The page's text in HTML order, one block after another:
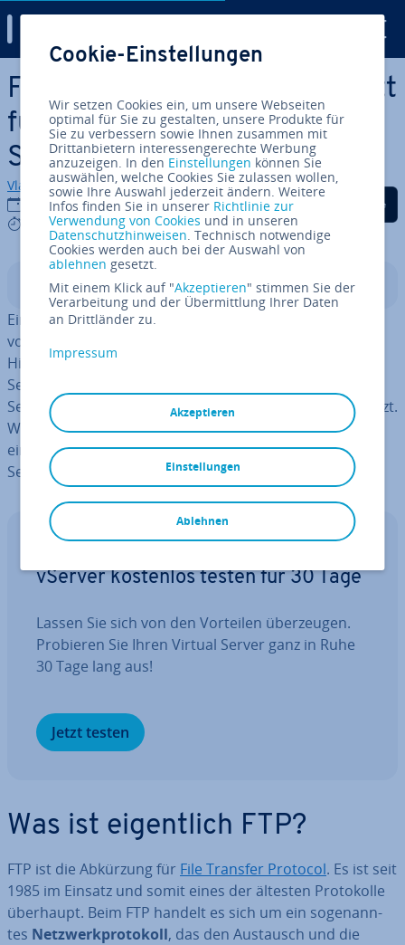
Zum Haupt­in­halt springen
FTP-Server ein­rich­ten: Schritt
für Schritt zum eigenen FTP-
Server
Vladimir Simovic
08.01.2026
7 mins
Auf Facebook teilen
Auf Twitter teilen
Auf LinkedIn
In­halts­ver­zeich­nis
Ein eigener FTP-Server er­mög­licht es Ihnen, Ihre Daten
von einem Gerät auf ein anderes zu trans­fe­rie­ren.
Hierbei stellt der Server eine Ver­bin­dung zwischen dem
Sender von Dateien und deren Empfänger her. FTP-
Server werden häufig in derWeb­ent­wick­lung
ein­ge­setzt.
Was genau versteht man unter FTP? Wofür können Sie
einen FTP-Server nutzen? Und wie lässt sich ein FTP-
Server mit FileZilla ein­rich­ten?
vServer kostenlos testen für 30 Tage
Lassen Sie sich von den Vorteilen über­zeu­gen.
Probieren Sie Ihren Virtual Server ganz in Ruhe
30 Tage lang aus!
Jetzt testen
Was ist ei­gent­lich FTP?
FTP ist die Abkürzung für File Transfer Protocol. Es ist seit
1985 im Einsatz und somit eines der ältesten Pro­to­kol­le
überhaupt. Beim FTP handelt es sich um ein so­ge­nann­
tes Netz­werk­pro­to­koll, das den Austausch und die
Cookie-Einstellungen
Wir setzen Cookies ein, um unsere Webseiten
optimal für Sie zu gestalten, unsere Produkte für
Sie zu verbessern sowie Ihnen zusammen mit
Drittanbietern interessengerechte Werbung
anzuzeigen. In den Einstellungen können Sie
auswählen, welche Cookies Sie zulassen wollen,
sowie Ihre Auswahl jederzeit ändern. Weitere
Infos finden Sie in unserer Richtlinie zur
Verwendung von Cookies und in unseren
Datenschutzhinweisen. Technisch notwendige
Cookies werden auch bei der Auswahl von
ablehnen gesetzt.
Mit einem Klick auf "Akzeptieren" stimmen Sie der
Verarbeitung und der Übermittlung Ihrer Daten
an Drittländer zu.
Impressum
Akzeptieren
Ablehnen
Einstellungen